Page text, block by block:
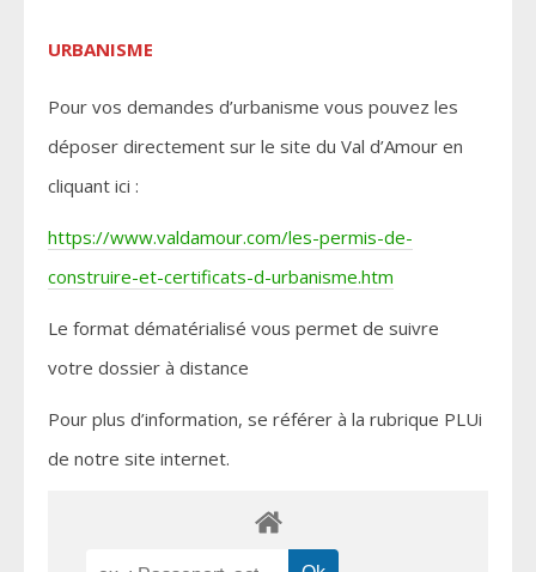
URBANISME
Pour vos demandes d’urbanisme vous pouvez les
déposer directement sur le site du Val d’Amour en
cliquant ici :
https://www.valdamour.com/les-permis-de-
construire-et-certificats-d-urbanisme.htm
Le format dématérialisé vous permet de suivre
votre dossier à distance
Pour plus d’information, se référer à la rubrique PLUi
de notre site internet.